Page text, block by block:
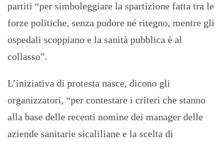
partiti “per simboleggiare la spartizione fatta tra le
forze politiche, senza pudore né ritegno, mentre gli
ospedali scoppiano e la sanità pubblica è al
collasso”.
L’iniziativa di protesta nasce, dicono gli
organizzatori, “per contestare i criteri che stanno
alla base delle recenti nomine dei manager delle
aziende sanitarie sicaliliane e la scelta di